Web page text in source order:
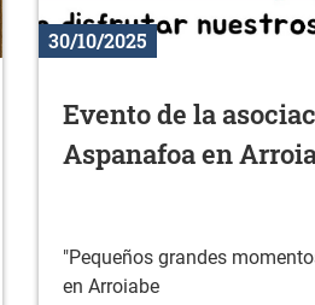
30/10/2025
Evento de la
Aspanafoa en
"Pequeños grandes
en Arroiabe